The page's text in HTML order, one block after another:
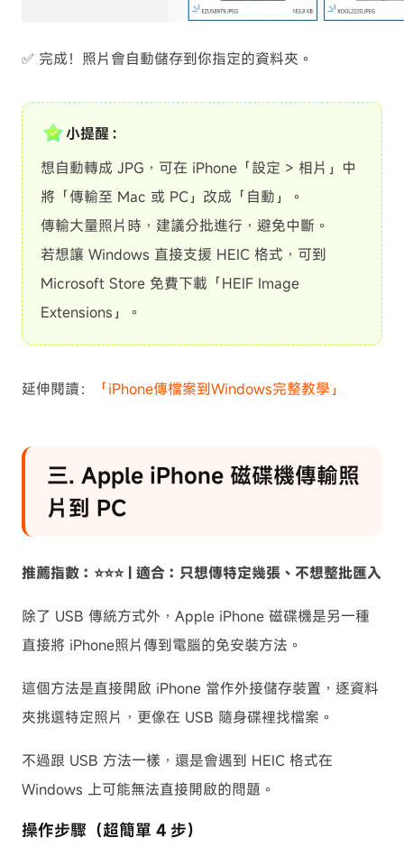
✅ 完成！照片會自動儲存到你指定的資料夾。
小提醒：
想自動轉成 JPG，可在 iPhone「設定 > 相片」中
將「傳輸至 Mac 或 PC」改成「自動」。
傳輸大量照片時，建議分批進行，避免中斷。
若想讓 Windows 直接支援 HEIC 格式，可到
Microsoft Store 免費下載「HEIF Image
Extensions」。
延伸閱讀： 「iPhone傳檔案到Windows完整教學」
三. Apple iPhone 磁碟機傳輸照
片到 PC
推薦指數：⭐⭐⭐ | 適合：只想傳特定幾張、不想整批匯入
除了 USB 傳統方式外，Apple iPhone 磁碟機是另一種
直接將 iPhone照片傳到電腦的免安裝方法。
這個方法是直接開啟 iPhone 當作外接儲存裝置，逐資料
夾挑選特定照片，更像在 USB 隨身碟裡找檔案。
不過跟 USB 方法一樣，還是會遇到 HEIC 格式在
Windows 上可能無法直接開啟的問題。
操作步驟（超簡單 4 步）